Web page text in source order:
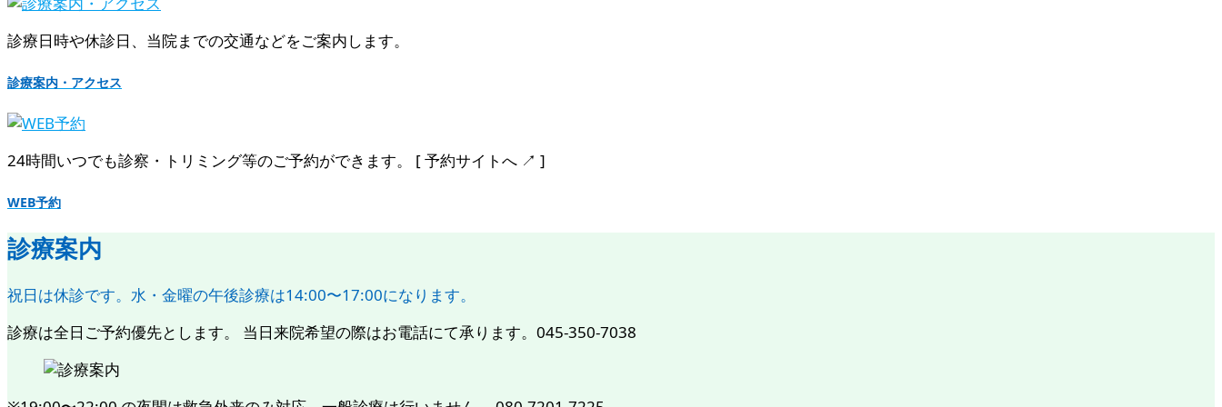
診療日時や休診日、当院までの交通などをご案内します。
診療案内・アクセス
24時間いつでも診察・トリミング等のご予約ができます。 [ 予約サイトへ ↗︎ ]
WEB予約
診療案内
祝日は休診です。水・金曜の午後診療は14:00〜17:00になります。
診療は全日ご予約優先とします。 当日来院希望の際はお電話にて承ります。045-350-7038